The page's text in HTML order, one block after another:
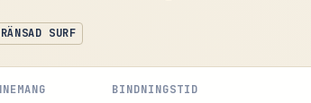
SURF
BINDNINGSTID